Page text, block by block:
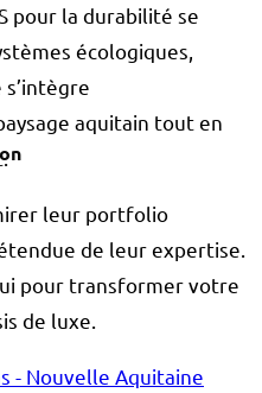
pour la durabilité se
écologiques,
aquitain tout en
leur portfolio
de leur expertise.
pour transformer votre
de luxe.